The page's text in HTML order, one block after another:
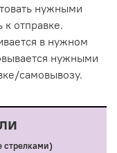
нужными
к отправке.
в нужном
нужными
самовывозу.
стрелками)